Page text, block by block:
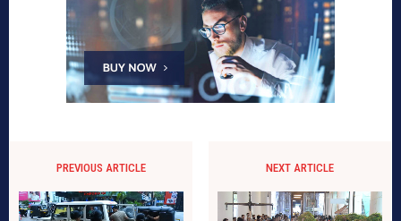
PREVIOUS ARTICLE NEXT ARTICLE